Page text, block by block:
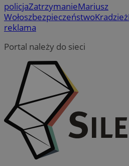
policjaZatrzymanieMariusz
WołoszbezpieczeństwoKradzież
reklama
Portal należy do sieci